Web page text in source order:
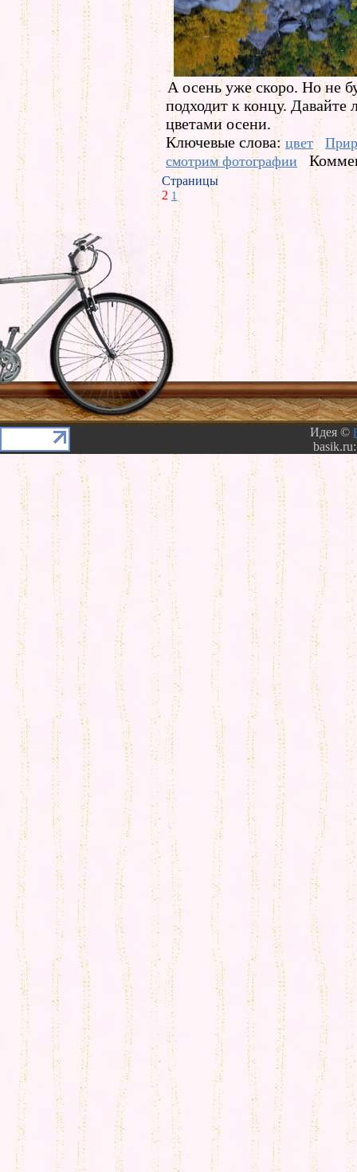
А осень уже скоро. Но не
подходит к концу.
цветами осени.
Ключевые слова: цвет
смотрим фотографии
Страницы
2 1
Идея ©